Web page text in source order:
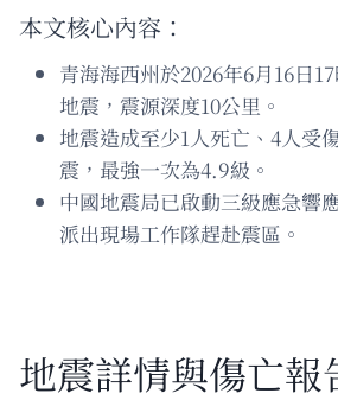
本文核心內容：
青海海西州於2026年6月16日
地震，震源深度10公里。
地震造成至少1人死亡、4人受
震，最強一次為4.9級。
中國地震局已啟動三級應急響
派出現場工作隊趕赴震區。
地震詳情與傷亡報